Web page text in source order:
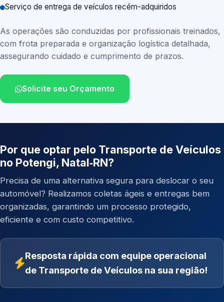
Serviço de entrega de veículos recém-adquiridos
As operações são conduzidas por profissionais treinados,
com frota preparada e organização logística detalhada,
assegurando cuidado e cumprimento de prazos.
Solicite seu Orçamento
Por que optar pelo Transporte de Veículos
no Potengi, Natal‑RN?
Precisa de uma alternativa segura para deslocar o seu
automóvel? Realizamos coletas ágeis e entregas bem
organizadas, garantindo um processo protegido,
eficiente e com custo competitivo.
Resposta rápida com equipe operacional
de Transporte de Veículos na sua região!